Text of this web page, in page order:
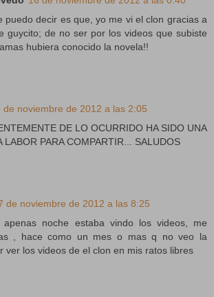
puedo decir es que, yo me vi el clon gracias a
guycito; de no ser por los videos que subiste
hubiera conocido la novela!!
de noviembre de 2012 a las 2:05
DE LO OCURRIDO HA SIDO UNA
LABOR PARA COMPARTIR... SALUDOS
de noviembre de 2012 a las 8:25
noche estaba vindo los videos, me
, hace como un mes o mas q no veo la
ver los videos de el clon en mis ratos libres